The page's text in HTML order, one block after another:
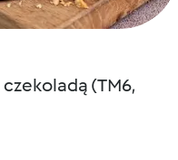
(TM6,